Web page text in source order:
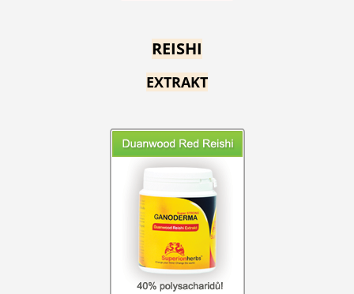
REISHI
EXTRAKT